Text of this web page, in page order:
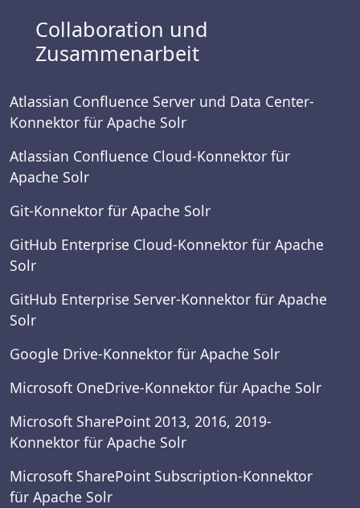
Collaboration und
Zusammenarbeit
Atlassian Confluence Server und Data Center-
Konnektor für Apache Solr
Atlassian Confluence Cloud-Konnektor für
Apache Solr
Git-Konnektor für Apache Solr
GitHub Enterprise Cloud-Konnektor für Apache
Solr
GitHub Enterprise Server-Konnektor für Apache
Solr
Google Drive-Konnektor für Apache Solr
Microsoft OneDrive-Konnektor für Apache Solr
Microsoft SharePoint 2013, 2016, 2019-
Konnektor für Apache Solr
Microsoft SharePoint Subscription-Konnektor
für Apache Solr